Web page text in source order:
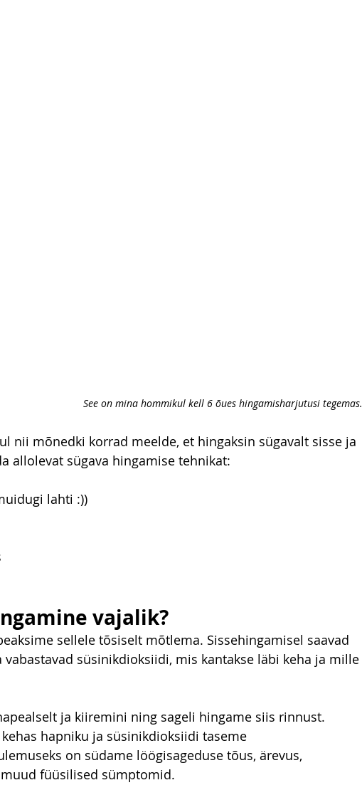
See on mina hommikul kell 6 õues hingamisharjutusi tegemas.
nii mõnedki korrad meelde, et hingaksin sügavalt sisse ja
allolevat sügava hingamise tehnikat:
lahti :))
vajalik?
sellele tõsiselt mõtlema. Sissehingamisel saavad
süsinikdioksiidi, mis kantakse läbi keha ja mille
ja kiiremini ning sageli hingame siis rinnust.
hapniku ja süsinikdioksiidi taseme
on südame löögisageduse tõus, ärevus,
füüsilised sümptomid.